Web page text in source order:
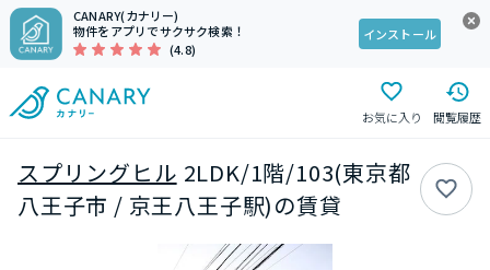
CANARY(カナリー)
物件をアプリでサクサク検索！
(4.8)
インストール
お気に入り 閲覧履歴
スプリングヒル 2LDK/1階/103(東京都
八王子市 / 京王八王子駅)の賃貸